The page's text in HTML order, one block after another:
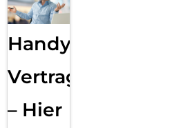
Handy
Vertragsabwicklung
– Hier